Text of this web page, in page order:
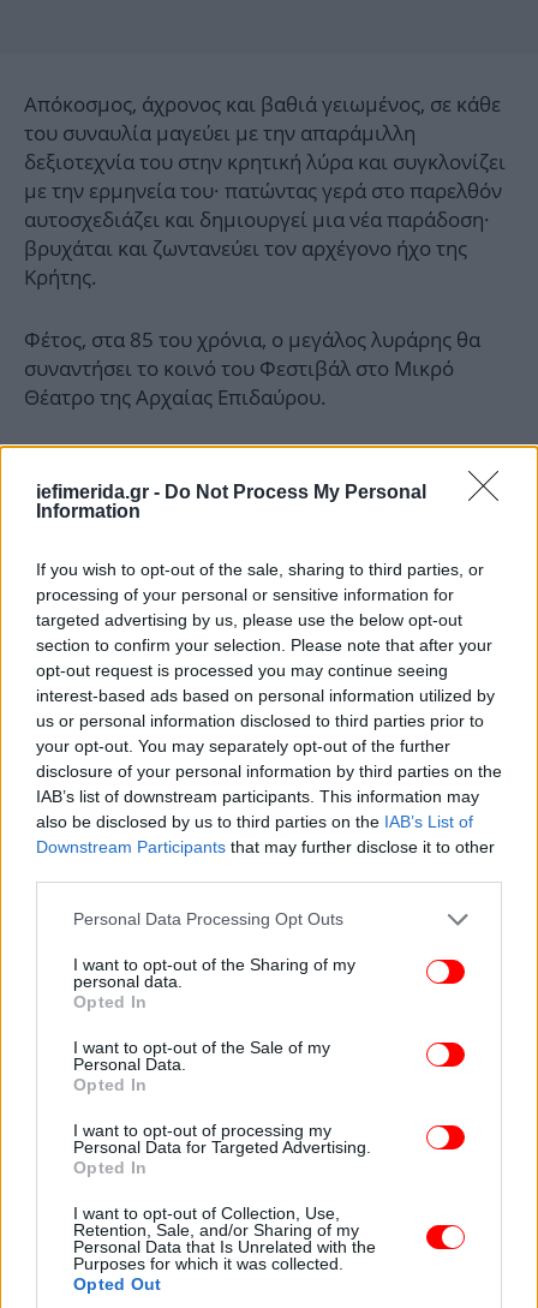
iefimerida.gr - Do Not Process My Personal
Information
If you wish to opt-out of the sale, sharing to third parties, or
processing of your personal or sensitive information for
targeted advertising by us, please use the below opt-out
section to confirm your selection. Please note that after your
opt-out request is processed you may continue seeing
interest-based ads based on personal information utilized by
us or personal information disclosed to third parties prior to
your opt-out. You may separately opt-out of the further
disclosure of your personal information by third parties on the
IAB’s list of downstream participants. This information may
also be disclosed by us to third parties on the IAB’s List of
Downstream Participants that may further disclose it to other
Please note that this website/app uses one or more Google
not limited to your visit or usage behaviour. You may click to
grant or deny consent to Google and its third-party tags to
use your data for below specified purposes in below Google
consent section.
Personal Data Processing Opt Outs
I want to opt-out of the Sharing of my
personal data.
Opted In
I want to opt-out of the Sale of my
Personal Data.
Opted In
I want to opt-out of processing my
Personal Data for Targeted Advertising.
Opted In
I want to opt-out of Collection, Use,
Retention, Sale, and/or Sharing of my
Personal Data that Is Unrelated with the
Purposes for which it was collected.
Opted Out
Απόκοσμος, άχρονος και βαθιά γειωμένος, σε κάθε
του συναυλία μαγεύει με την απαράμιλλη
δεξιοτεχνία του στην κρητική λύρα και συγκλονίζει
με την ερμηνεία του· πατώντας γερά στο παρελθόν
αυτοσχεδιάζει και δημιουργεί μια νέα παράδοση·
βρυχάται και ζωντανεύει τον αρχέγονο ήχο της
Κρήτης.
Φέτος, στα 85 του χρόνια, ο μεγάλος λυράρης θα
συναντήσει το κοινό του Φεστιβάλ στο Μικρό
Θέατρο της Αρχαίας Επιδαύρου.
Συμπτώματα από την έλλειψη βάρους του
Γιάννη Σκαραγκά, 14, 15 Ιουλίου